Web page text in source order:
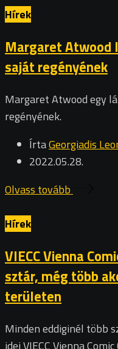
Hírek
Margaret Atwood
saját regényének
Margaret Atwood egy
regényének.
ÍrtaGeorgiadis
2022.05.28.
Olvass tovább
Hírek
VIECC Vienna
sztár, még több
területen
Minden eddiginél több
idei VIECC Vienna